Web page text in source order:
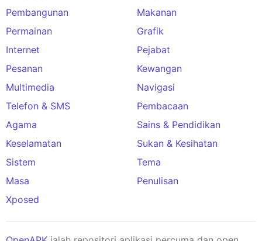
Pembangunan
Makanan
Permainan
Grafik
Internet
Pejabat
Pesanan
Kewangan
Multimedia
Navigasi
Telefon & SMS
Pembacaan
Agama
Sains & Pendidikan
Keselamatan
Sukan & Kesihatan
Sistem
Tema
Masa
Penulisan
Xposed